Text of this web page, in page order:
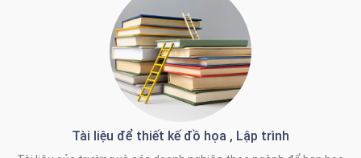
Tài liệu để thiết kế đồ họa , Lập trình